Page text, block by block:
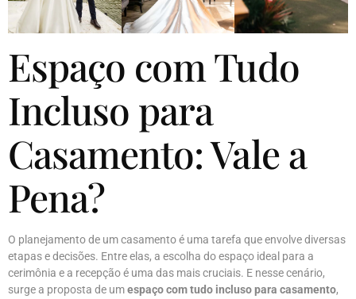
Espaço com Tudo
Incluso para
Casamento: Vale a
Pena?
O planejamento de um casamento é uma tarefa que envolve diversas
etapas e decisões. Entre elas, a escolha do espaço ideal para a
cerimônia e a recepção é uma das mais cruciais. E nesse cenário,
surge a proposta de umespaço com tudo incluso para casamento,